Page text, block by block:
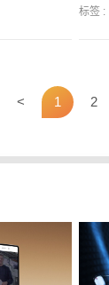
擎中关键词
面上
标签 :
< 1 2